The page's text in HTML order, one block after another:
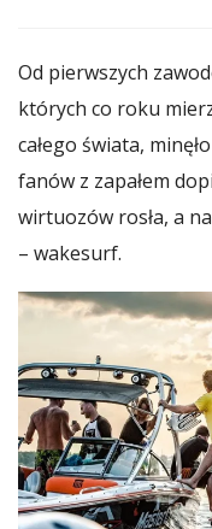
Od pierwszych
których co roku
całego świata,
fanów z zapałem
wirtuozów rosła, a
– wakesurf.